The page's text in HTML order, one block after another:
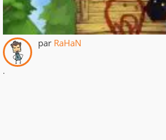
par RaHaN
.